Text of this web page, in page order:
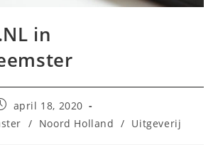
in
gepubliceerd
april 18, 2020
/ Noord Holland / Uitgeverij